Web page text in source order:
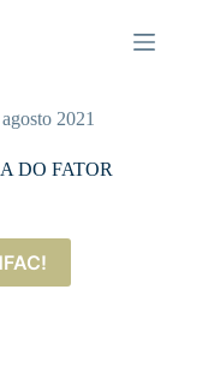
2021
DO FATOR